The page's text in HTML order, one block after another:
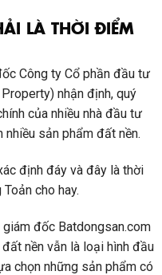
LÀ THỜI ĐIỂM
Công ty Cổ phần đầu tư
nhận định, quý
của nhiều nhà đầu tư
sản phẩm đất nền.
định đáy và đây là thời
cho hay.
đốc Batdongsan.com
nền vẫn là loại hình đầu
chọn những sản phẩm có